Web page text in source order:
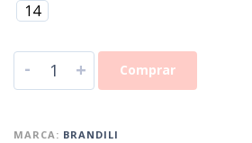
14
- + Comprar
MARCA: BRANDILI